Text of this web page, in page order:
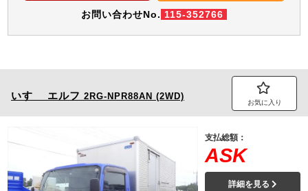
お問い合わせNo. 115-352766
いすゞ エルフ 2RG-NPR88AN (2WD)
お気に入り
支払総額：
ASK
詳細を見る